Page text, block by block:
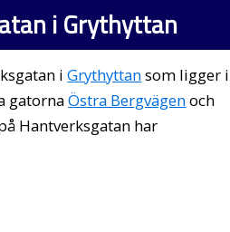
i Grythyttan
iGrythyttansom ligger i
gatornaÖstra Bergvägenoch
Hantverksgatan har